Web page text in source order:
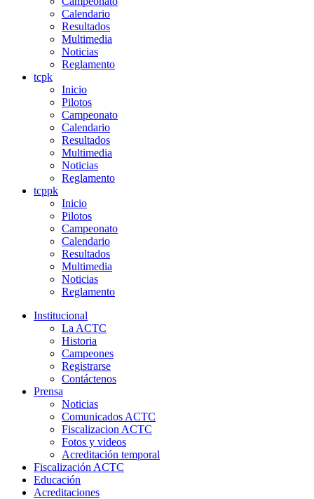
Calendario
Resultados
Multimedia
Noticias
Reglamento
tcpk
Inicio
Pilotos
Campeonato
Calendario
Resultados
Multimedia
Noticias
Reglamento
tcppk
Inicio
Pilotos
Campeonato
Calendario
Resultados
Multimedia
Noticias
Reglamento
Institucional
La ACTC
Historia
Campeones
Registrarse
Contáctenos
Prensa
Noticias
Comunicados ACTC
Fiscalizacion ACTC
Fotos y videos
Acreditación temporal
Fiscalización ACTC
Educación
Acreditaciones